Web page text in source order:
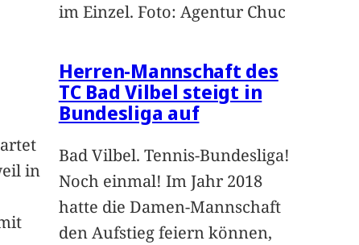
in
im Einzel. Foto: Agentur Chuc
Herren-Mannschaft des
TC Bad Vilbel steigt in
Bundesliga auf
Bad Vilbel. Tennis-Bundesliga!
Noch einmal! Im Jahr 2018
hatte die Damen-Mannschaft
den Aufstieg feiern können,